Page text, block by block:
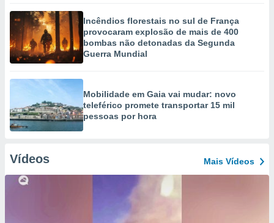
Incêndios florestais no sul de França
provocaram explosão de mais de 400
bombas não detonadas da Segunda
Guerra Mundial
Mobilidade em Gaia vai mudar: novo
teleférico promete transportar 15 mil
pessoas por hora
Vídeos Mais Vídeos